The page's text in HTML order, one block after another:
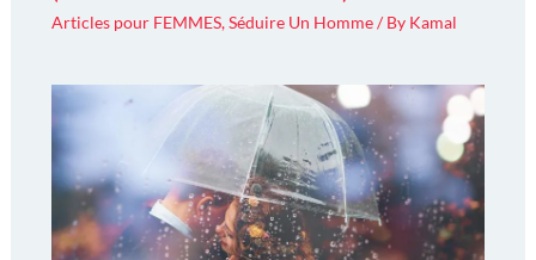
Articles pour FEMMES,Séduire Un Homme/ By Kamal